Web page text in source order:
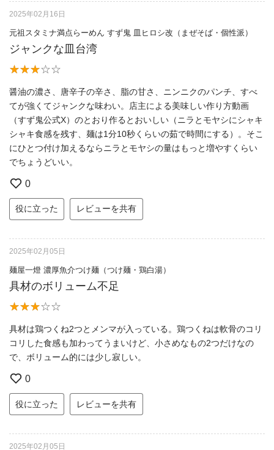
2025年02月16日
元祖スタミナ満点らーめん すず鬼 皿ヒロシ改（まぜそば・個性派）
ジャンクな皿台湾
醤油の濃さ、唐辛子の辛さ、脂の甘さ、ニンニクのパンチ、すべ
てが強くてジャンクな味わい。店主による美味しい作り方動画
（すず鬼公式X）のとおり作るとおいしい（ニラとモヤシにシャキ
シャキ食感を残す、麺は1分10秒くらいの茹で時間にする）。そこ
にひとつ付け加えるならニラとモヤシの量はもっと増やすくらい
でちょうどいい。
0
役に立った レビューを共有
2025年02月05日
麺屋一燈 濃厚魚介つけ麺（つけ麺・鶏白湯）
具材のボリューム不足
具材は鶏つくね2つとメンマが入っている。鶏つくねは軟骨のコリ
コリした食感も加わってうまいけど、小さめなもの2つだけなの
で、ボリューム的には少し寂しい。
0
役に立った レビューを共有
2025年02月05日